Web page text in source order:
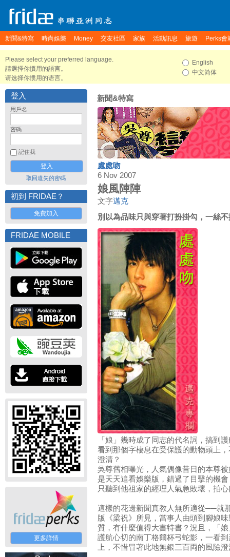
新聞&特寫 時尚娛樂 Money 交友社區 家族 活動訊息 旅遊 Perks會
Please select your preferred language.
請選擇你慣用的語言。
请选择你惯用的语言。
English
中文简体
登入
用戶名
密碼
記住我
取回遺失的密碼
初到 FRIDAE？
免費加入
FRIDAE MOBILE
更多詳情
新聞&特寫
處處吻
6 Nov 2007
娘風陣陣
文字邁克
別以為品味只與穿著打扮掛勾，一絲
「娘」幾時成了同志的代名詞，搞到
看到那個字棲息在受保護的動物頭上
澄清？
吳尊舊相曝光，人氣偶像昔日的本尊
是天天追看娛樂版，錯過了目擊的機
只聽到他祖家的經理人氣急敗壞，拍
這樣的花邊新聞真教人無所適從──就
版《梁祝》所見，當事人由頭到腳娘
質，有什麼值得大書特書？況且，「
護航心切的南丁格爾杯弓蛇影，一看
上，不惜冒著此地無銀三百両的風險